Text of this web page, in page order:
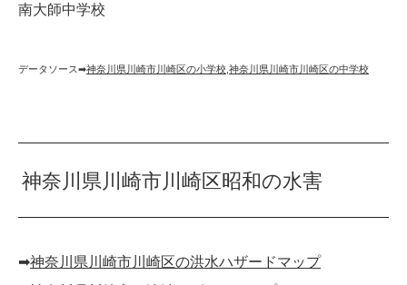
南大師中学校
データソース➡︎神奈川県川崎市川崎区の小学校 神奈川県川崎市川崎区の中学校
神奈川県川崎市川崎区昭和の水害
➡︎神奈川県川崎市川崎区の洪水ハザードマップ